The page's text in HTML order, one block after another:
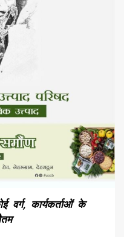
वर्ग, कार्यकर्ताओं के